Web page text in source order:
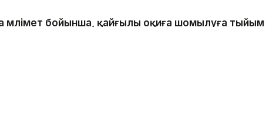
мәлімет бойынша, қайғылы оқиға шомылуға тыйым